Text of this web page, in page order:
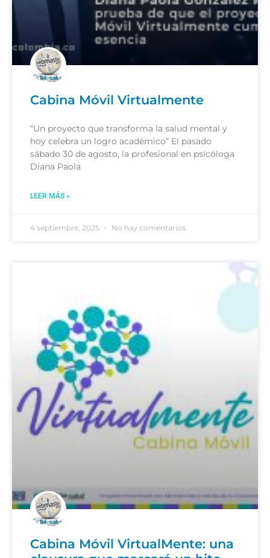
Cabina Móvil Virtualmente
“Un proyecto que transforma la salud mental y
hoy celebra un logro académico” El pasado
sábado 30 de agosto, la profesional en psicóloga
Diana Paola
LEER MÁS »
4 septiembre, 2025 No hay comentarios
Cabina Móvil VirtualMente: una